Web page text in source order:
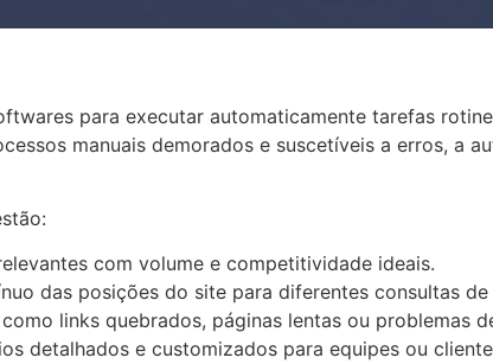
para executar automaticamente tarefas
manuais demorados e suscetíveis a erros, a
com volume e competitividade ideais.
das posições do site para diferentes consultas de
links quebrados, páginas lentas ou problemas
detalhados e customizados para equipes ou